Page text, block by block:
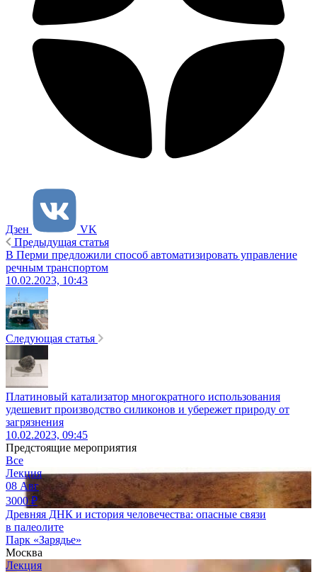
Дзен
VK
Предыдущая статья
В Перми предложили способ автоматизировать управление
речным транспортом
10.02.2023, 10:43
Следующая статья
Платиновый катализатор многократного использования
удешевит производство силиконов и убережет природу от
загрязнения
10.02.2023, 09:45
Предстоящие мероприятия
Все
Лекция
08 Авг
3000₽
Древняя ДНК и история человечества: опасные связи
в палеолите
Парк «Зарядье»
Москва
Лекция